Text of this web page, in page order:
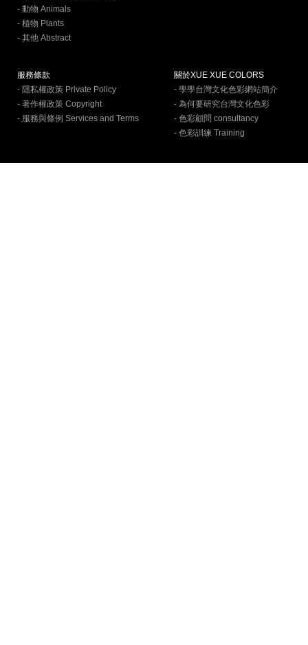
- 動物 Animals
- 植物 Plants
- 其他 Abstract
服務條款
- 隱私權政策 Private Policy
- 著作權政策 Copyright
- 服務與條例 Services and Terms
關於XUE XUE COLORS
- 學學台灣文化色彩網站簡介
- 為何要研究台灣文化色彩
- 色彩顧問 consultancy
- 色彩訓練 Training